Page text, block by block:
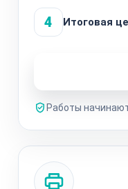
4 Итоговая
Работы